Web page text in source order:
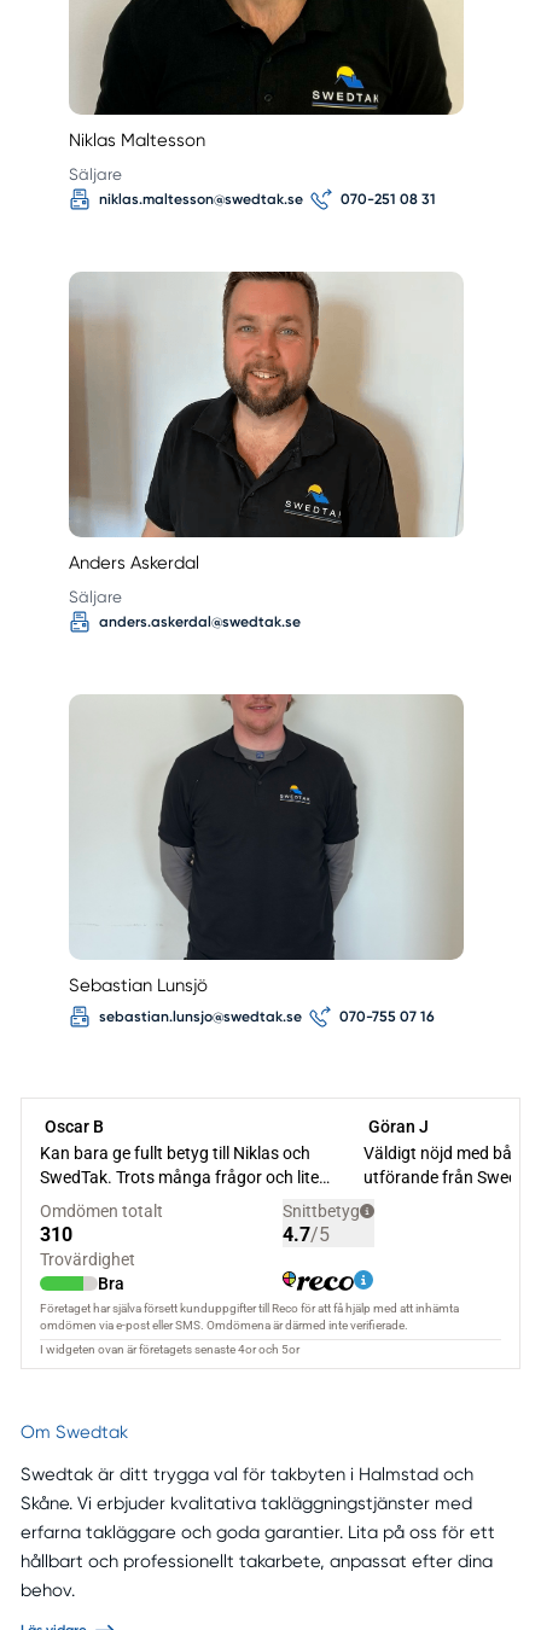
Niklas Maltesson
Säljare
niklas.maltesson@swedtak.se 070-251 08 31
Anders Askerdal
Säljare
anders.askerdal@swedtak.se
Sebastian Lunsjö
sebastian.lunsjo@swedtak.se 070-755 07 16
Om Swedtak
Swedtak är ditt trygga val för takbyten i Halmstad och
Skåne. Vi erbjuder kvalitativa takläggningstjänster med
erfarna takläggare och goda garantier. Lita på oss för ett
hållbart och professionellt takarbete, anpassat efter dina
behov.